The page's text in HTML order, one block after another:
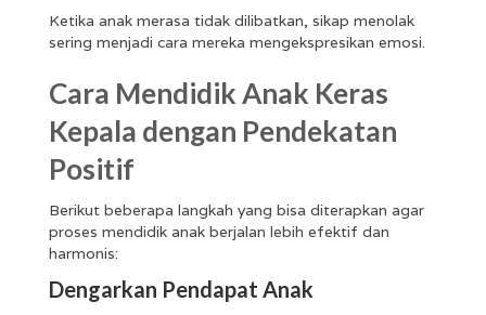
Ketika anak merasa tidak dilibatkan, sikap menolak
sering menjadi cara mereka mengekspresikan emosi.
Cara Mendidik Anak Keras
Kepala dengan Pendekatan
Positif
Berikut beberapa langkah yang bisa diterapkan agar
proses mendidik anak berjalan lebih efektif dan
harmonis:
Dengarkan Pendapat Anak